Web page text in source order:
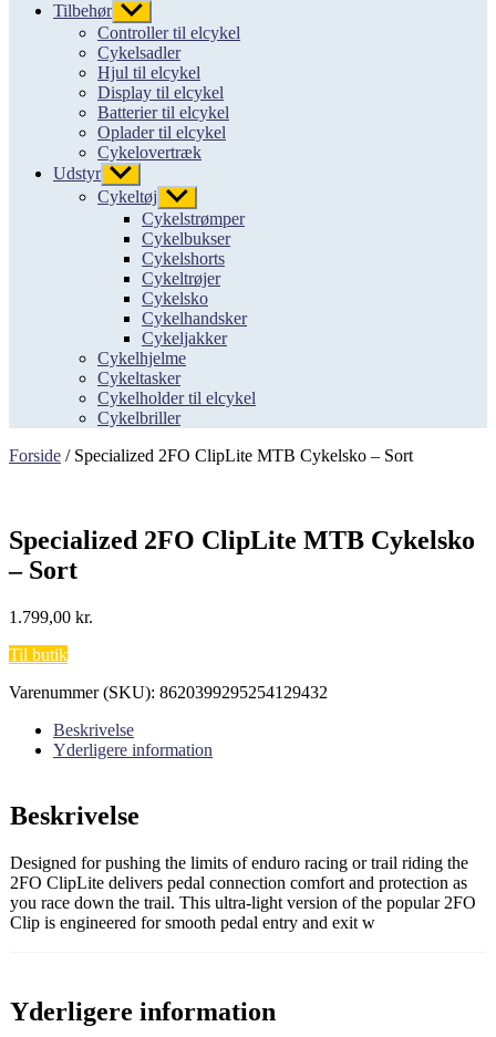
Tilbehør Vis
undermenu
Controller til elcykel
Cykelsadler
Hjul til elcykel
Display til elcykel
Batterier til elcykel
Oplader til elcykel
Cykelovertræk
Udstyr Vis
undermenu
Cykeltøj Vis
undermenu
Cykelstrømper
Cykelbukser
Cykelshorts
Cykeltrøjer
Cykelsko
Cykelhandsker
Cykeljakker
Cykelhjelme
Cykeltasker
Cykelholder til elcykel
Cykelbriller
Forside / Specialized 2FO ClipLite MTB Cykelsko – Sort
Specialized 2FO ClipLite MTB Cykelsko
– Sort
1.799,00 kr.
Til butik
Varenummer (SKU): 8620399295254129432
Beskrivelse
Yderligere information
Beskrivelse
Designed for pushing the limits of enduro racing or trail riding the
2FO ClipLite delivers pedal connection comfort and protection as
you race down the trail. This ultra-light version of the popular 2FO
Clip is engineered for smooth pedal entry and exit w
Yderligere information